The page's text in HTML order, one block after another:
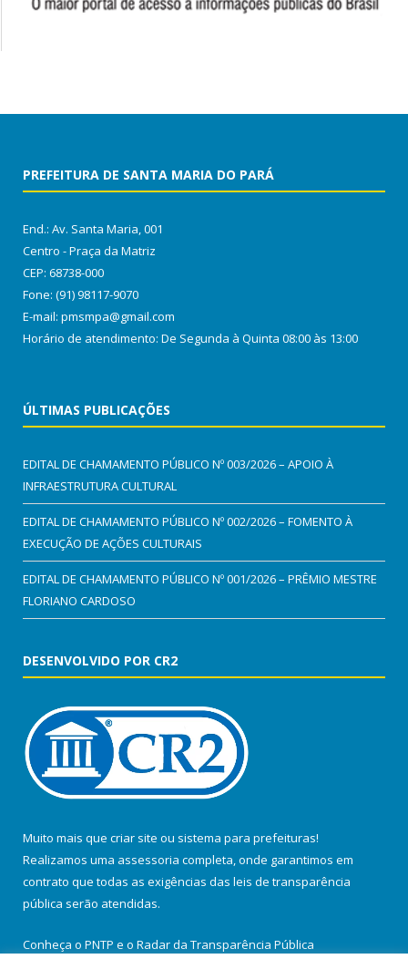
PREFEITURA DE SANTA MARIA DO PARÁ
End.: Av. Santa Maria, 001
Centro - Praça da Matriz
CEP: 68738-000
Fone: (91) 98117-9070
E-mail: pmsmpa@gmail.com
Horário de atendimento: De Segunda à Quinta 08:00 às 13:00
ÚLTIMAS PUBLICAÇÕES
EDITAL DE CHAMAMENTO PÚBLICO Nº 003/2026 – APOIO À
INFRAESTRUTURA CULTURAL
EDITAL DE CHAMAMENTO PÚBLICO Nº 002/2026 – FOMENTO À
EXECUÇÃO DE AÇÕES CULTURAIS
EDITAL DE CHAMAMENTO PÚBLICO Nº 001/2026 – PRÊMIO MESTRE
FLORIANO CARDOSO
DESENVOLVIDO POR CR2
Muito mais que criar site ou sistema para prefeituras!
Realizamos uma assessoria completa, onde garantimos em
contrato que todas as exigências das leis de transparência
pública serão atendidas.
Conheça o PNTP e o Radar da Transparência Pública